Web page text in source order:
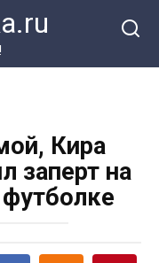
Кира
заперт на